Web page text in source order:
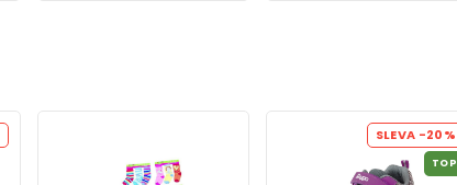
SLEVA -20%
TOP